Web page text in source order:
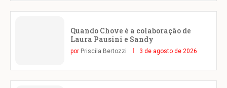
Quando Chove é a colaboração de
Laura Pausini e Sandy
por Priscila Bertozzi 3 de agosto de 2026